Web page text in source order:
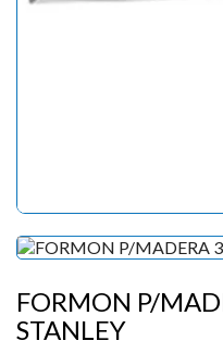
FORMON P/
STANLEY